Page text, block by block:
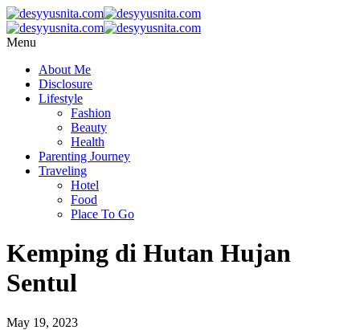
Menu
About Me
Disclosure
Lifestyle
Fashion
Beauty
Health
Parenting Journey
Traveling
Hotel
Food
Place To Go
Kemping di Hutan Hujan
Sentul
May 19, 2023